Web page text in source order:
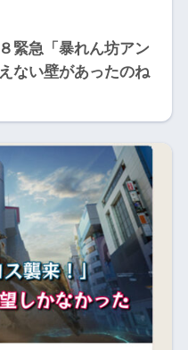
緊急「暴れん坊アン
ない壁があったのね